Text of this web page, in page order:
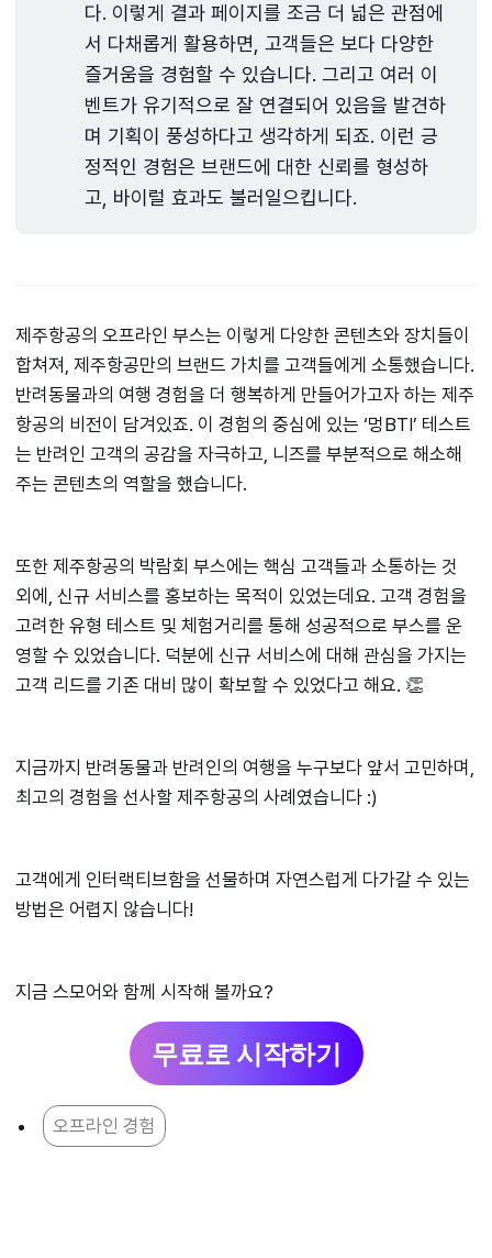
다. 이렇게 결과 페이지를 조금 더 넓은 관점에
서 다채롭게 활용하면, 고객들은 보다 다양한
즐거움을 경험할 수 있습니다. 그리고 여러 이
벤트가 유기적으로 잘 연결되어 있음을 발견하
며 기획이 풍성하다고 생각하게 되죠. 이런 긍
정적인 경험은 브랜드에 대한 신뢰를 형성하
고, 바이럴 효과도 불러일으킵니다.
제주항공의 오프라인 부스는 이렇게 다양한 콘텐츠와 장치들이
합쳐져, 제주항공만의 브랜드 가치를 고객들에게 소통했습니다.
반려동물과의 여행 경험을 더 행복하게 만들어가고자 하는 제주
항공의 비전이 담겨있죠. 이 경험의 중심에 있는 ‘멍BTI’ 테스트
는 반려인 고객의 공감을 자극하고, 니즈를 부분적으로 해소해
주는 콘텐츠의 역할을 했습니다.
또한 제주항공의 박람회 부스에는 핵심 고객들과 소통하는 것
외에, 신규 서비스를 홍보하는 목적이 있었는데요. 고객 경험을
고려한 유형 테스트 및 체험거리를 통해 성공적으로 부스를 운
영할 수 있었습니다. 덕분에 신규 서비스에 대해 관심을 가지는
고객 리드를 기존 대비 많이 확보할 수 있었다고 해요. 👏
지금까지 반려동물과 반려인의 여행을 누구보다 앞서 고민하며,
최고의 경험을 선사할 제주항공의 사례였습니다 :)
고객에게 인터랙티브함을 선물하며 자연스럽게 다가갈 수 있는
방법은 어렵지 않습니다!
지금 스모어와 함께 시작해 볼까요?
무료로 시작하기
오프라인 경험